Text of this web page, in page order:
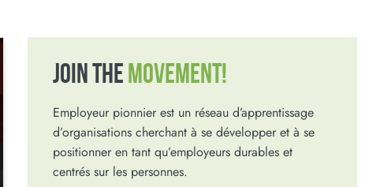
JOIN THE MOVEMENT!
Employeur pionnier est un réseau d’apprentissage
d’organisations cherchant à se développer et à se
positionner en tant qu’employeurs durables et
centrés sur les personnes.